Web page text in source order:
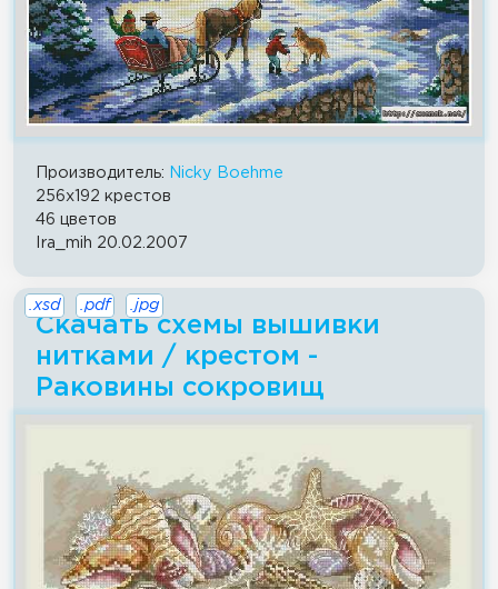
Производитель:
Nicky Boehme
256x192 крестов
46 цветов
Ira_mih 20.02.2007
Скачать схемы вышивки
нитками / крестом -
Раковины сокровищ
.xsd .pdf .jpg